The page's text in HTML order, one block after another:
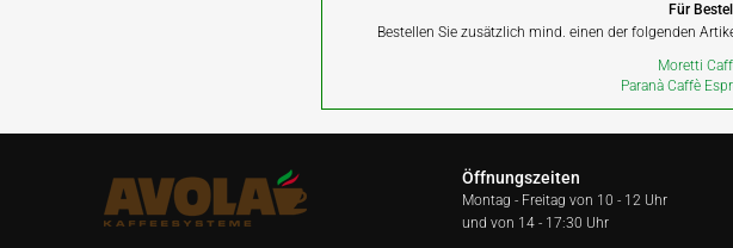
Für
Bestellen Sie zusätzlich mind. einen der folgenden
Moretti
Paranà Caffè
Öffnungszeiten
Montag - Freitag von 10 - 12 Uhr
und von 14 - 17:30 Uhr